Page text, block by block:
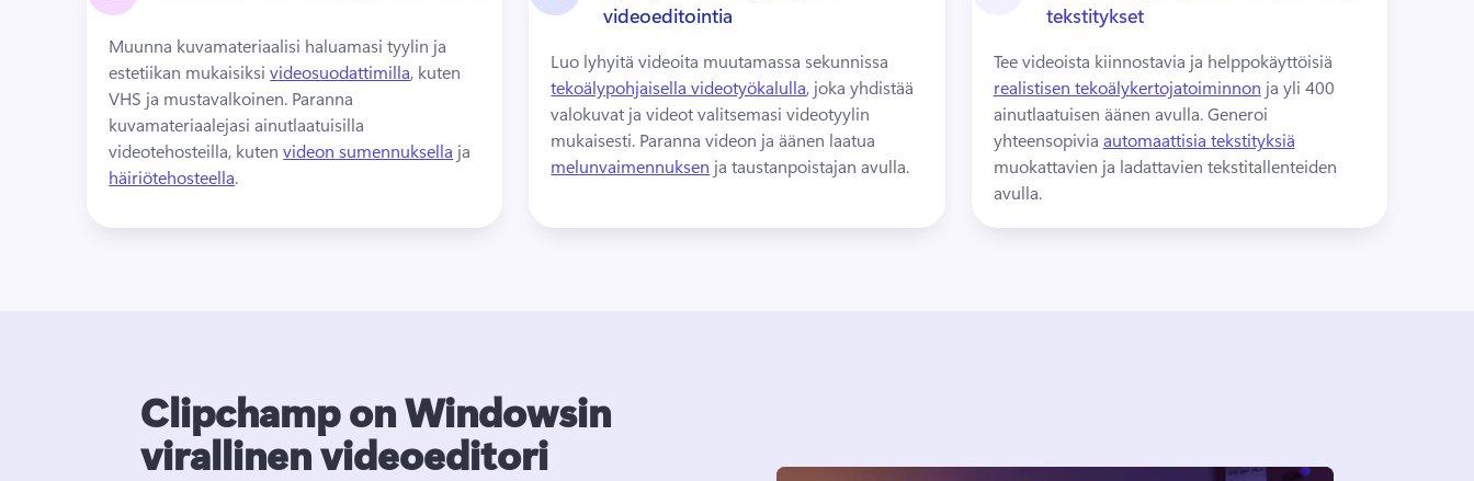
Muunna kuvamateriaalisi haluamasi tyylin ja
estetiikan mukaisiksi videosuodattimilla, kuten
VHS ja mustavalkoinen. Paranna
kuvamateriaalejasi ainutlaatuisilla
videotehosteilla, kuten videon sumennuksella ja
häiriötehosteella.
videoeditointia
Luo lyhyitä videoita muutamassa sekunnissa
tekoälypohjaisella videotyökalulla, joka yhdistää
valokuvat ja videot valitsemasi videotyylin
mukaisesti. Paranna videon ja äänen laatua
melunvaimennuksen ja taustanpoistajan avulla.
tekstitykset
Tee videoista kiinnostavia ja helppokäyttöisiä
realistisen tekoälykertojatoiminnon ja yli 400
ainutlaatuisen äänen avulla. Generoi
yhteensopivia automaattisia tekstityksiä
muokattavien ja ladattavien tekstitallenteiden
avulla.
Clipchamp on Windowsin
virallinen videoeditori